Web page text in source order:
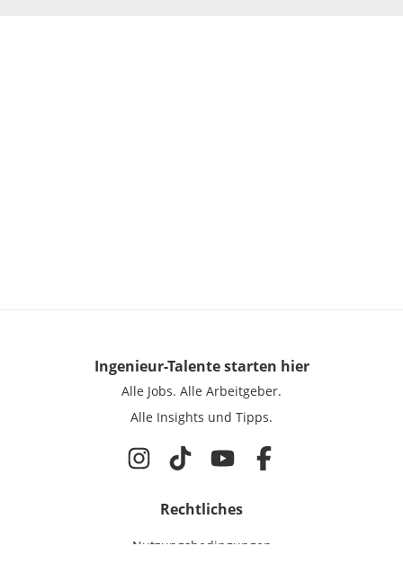
Ingenieur-Talentestarten hier
Alle Jobs. Alle Arbeitgeber.
Alle Insights und Tipps.
Rechtliches
Nutzungsbedingungen